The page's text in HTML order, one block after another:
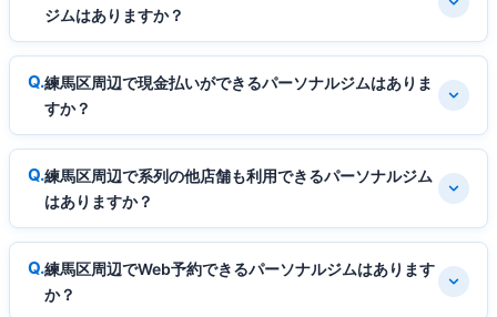
ジムはありますか？
練馬区周辺で現金払いができるパーソナルジムはありま
すか？
練馬区周辺で系列の他店舗も利用できるパーソナルジム
はありますか？
練馬区周辺でWeb予約できるパーソナルジムはあります
か？